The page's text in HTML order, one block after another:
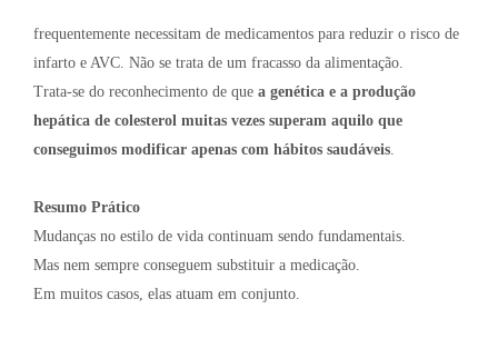
frequentemente necessitam de medicamentos para reduzir o risco de
infarto e AVC. Não se trata de um fracasso da alimentação.
Trata-se do reconhecimento de que a genética e a produção
hepática de colesterol muitas vezes superam aquilo que
conseguimos modificar apenas com hábitos saudáveis
Resumo Prático
Mudanças no estilo de vida continuam sendo fundamentais.
Mas nem sempre conseguem substituir a medicação.
Em muitos casos, elas atuam em conjunto.